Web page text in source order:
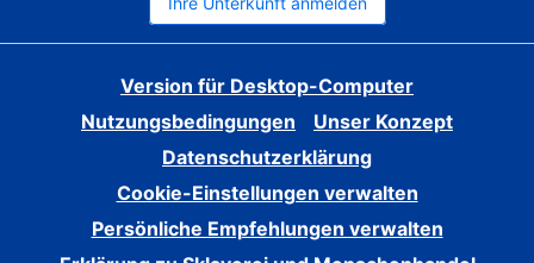
Version für Desktop-Computer
Nutzungsbedingungen
Unser Konzept
Datenschutzerklärung
Cookie-Einstellungen verwalten
Persönliche Empfehlungen verwalten